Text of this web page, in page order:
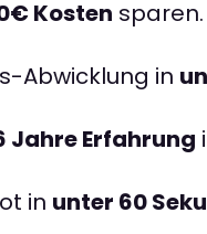
Kosten sparen.
Abwicklung in
Jahre Erfahrung
in unter 60